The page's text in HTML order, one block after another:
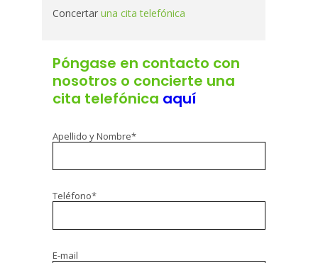
Concertar una cita telefónica
Póngase en contacto con
nosotros o concierte una
cita telefónica aquí
Apellido y Nombre*
Teléfono*
E-mail